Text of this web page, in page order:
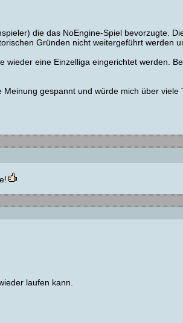
die das NoEngine-Spiel bevorzugte.
Gründen nicht weitergeführt werden
eine Einzelliga eingerichtet werden.
gespannt und würde mich über viele
laufen kann.